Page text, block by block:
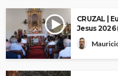
CRUZAL |
Jesus 2026